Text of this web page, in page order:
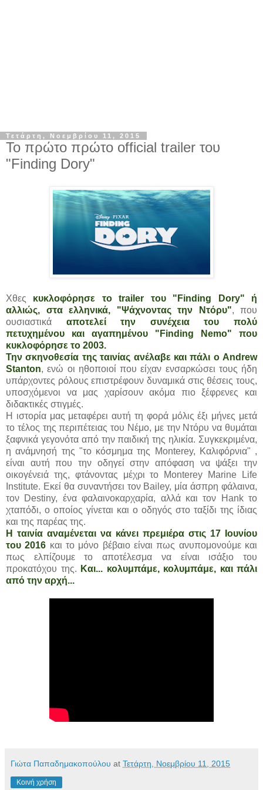
Τετάρτη, Νοεμβρίου 11, 2015
Το πρώτο πρώτο official trailer του
"Finding Dory"
Χθες κυκλοφόρησε το trailer του "Finding Dory" ή
αλλιώς, στα ελληνικά, "Ψάχνοντας την Ντόρυ", που
ουσιαστικά αποτελεί την συνέχεια του πολύ
πετυχημένου και αγαπημένου "Finding Nemo" που
κυκλοφόρησε το 2003.
Την σκηνοθεσία της ταινίας ανέλαβε και πάλι ο Andrew
Stanton, ενώ οι ηθοποιοί που είχαν ενσαρκώσει τους ήδη
υπάρχοντες ρόλους επιστρέφουν δυναμικά στις θέσεις τους,
υποσχόμενοι να μας χαρίσουν ακόμα πιο ξέφρενες και
διδακτικές στιγμές.
Η ιστορία μας μεταφέρει αυτή τη φορά μόλις έξι μήνες μετά
το τέλος της περιπέτειας του Νέμο, με την Ντόρυ να θυμάται
ξαφνικά γεγονότα από την παιδική της ηλικία. Συγκεκριμένα,
η ανάμνησή της "το κόσμημα της Monterey, Καλιφόρνια" ,
είναι αυτή που την οδηγεί στην απόφαση να ψάξει την
οικογένειά της, φτάνοντας μέχρι το Monterey Marine Life
Institute. Εκεί θα συναντήσει τον Bailey, μία άσπρη φάλαινα,
τον Destiny, ένα φαλαινοκαρχαρία, αλλά και τον Hank το
χταπόδι, ο οποίος γίνεται και ο οδηγός στο ταξίδι της ίδιας
και της παρέας της.
Η ταινία αναμένεται να κάνει πρεμιέρα στις 17 Ιουνίου
του 2016 και το μόνο βέβαιο είναι πως ανυπομονούμε και
πως ελπίζουμε το αποτέλεσμα να είναι ισάξιο του
προκατόχου της. Και... κολυμπάμε, κολυμπάμε, και πάλι
από την αρχή...
Γιώτα Παπαδημακοπούλου at Τετάρτη, Νοεμβρίου 11, 2015
Κοινή χρήση